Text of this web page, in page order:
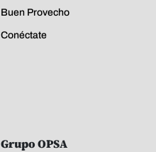
Buen Provecho
Conéctate
Grupo OPSA